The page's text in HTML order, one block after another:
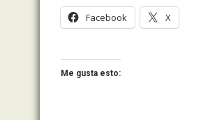
Facebook X
Me gusta esto: